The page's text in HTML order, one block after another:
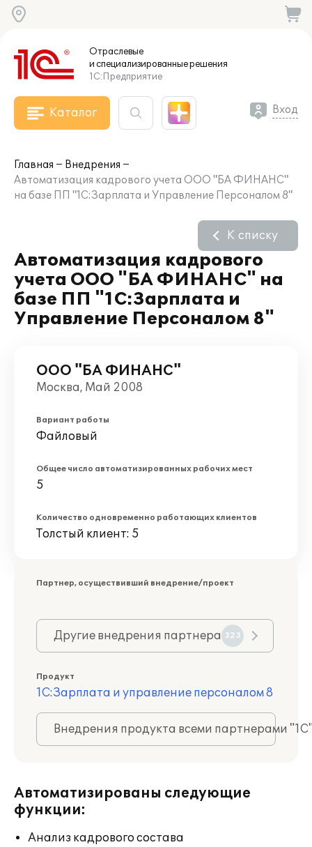
Отраслевые
и специализированныерешения
1С:Предприятие
Каталог Вход
Главная
Внедрения
Автоматизация кадрового учета ООО "БА ФИНАНС"
на базе ПП "1С:Зарплата и Управление Персоналом 8"
Автоматизация кадрового
учета ООО "БА ФИНАНС" на
базе ПП "1С:Зарплата и
Управление Персоналом 8"
К списку
ООО "БА ФИНАНС"
Москва, Май 2008
Вариант работы
Файловый
Общее число автоматизированных рабочих мест
5
Количество одновременно работающих клиентов
Толстый клиент: 5
Партнер, осуществивший внедрение/проект
Другие внедрения партнера 323
Продукт
1С:Зарплата и управление персоналом 8
Внедрения продукта всеми партнерами
Автоматизированы следующие
функции:
Анализ кадрового состава